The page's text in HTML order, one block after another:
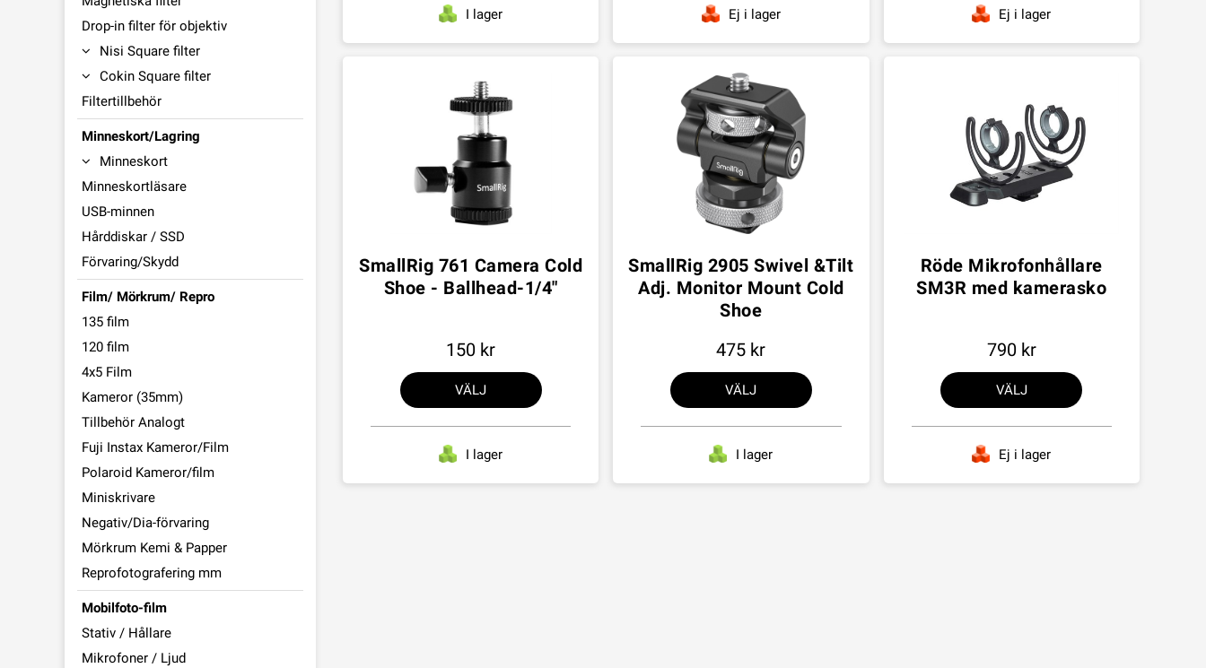
Drop-in filter för objektiv
Nisi Square filter
Cokin Square filter
Filtertillbehör
Minneskort/Lagring
Minneskort
Minneskortläsare
USB-minnen
Hårddiskar / SSD
Förvaring/Skydd
Film/ Mörkrum/ Repro
135 film
120 film
4x5 Film
Kameror (35mm)
Tillbehör Analogt
Fuji Instax Kameror/Film
Polaroid Kameror/film
Miniskrivare
Negativ/Dia-förvaring
Mörkrum Kemi & Papper
Reprofotografering mm
Mobilfoto-film
Stativ / Hållare
Mikrofoner / Ljud
I lager Ej i lager Ej i lager
SmallRig 761 Camera Cold
Shoe - Ballhead-1/4"
150
VÄLJ
I lager
SmallRig 2905 Swivel &Tilt
Adj. Monitor Mount Cold
Shoe
475
VÄLJ
I lager
Röde Mikrofonhållare
SM3R med kamerasko
790
VÄLJ
Ej i lager